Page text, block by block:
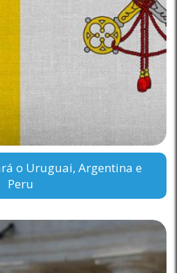
o Uruguai, Argentina e
Peru